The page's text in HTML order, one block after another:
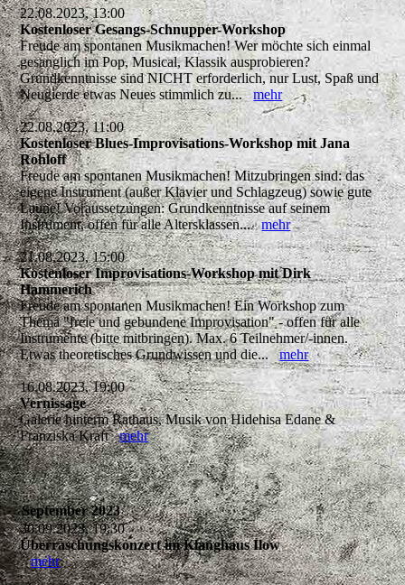
22.08.2023, 13:00
Kostenloser Gesangs-Schnupper-Workshop
Freude am spontanen Musikmachen! Wer möchte sich einmal
gesanglich im Pop, Musical, Klassik ausprobieren?
Grundkenntnisse sind NICHT erforderlich, nur Lust, Spaß und
Neugierde etwas Neues stimmlich zu...mehr
22.08.2023, 11:00
Kostenloser Blues-Improvisations-Workshop mit Jana
Rohloff
Freude am spontanen Musikmachen! Mitzubringen sind: das
eigene Instrument (außer Klavier und Schlagzeug) sowie gute
Laune! Voraussetzungen: Grundkenntnisse auf seinem
Instrument, offen für alle Altersklassen...mehr
21.08.2023, 15:00
Kostenloser Improvisations-Workshop mit Dirk
Hammerich
Freude am spontanen Musikmachen! Ein Workshop zum
Thema "freie und gebundene Improvisation" - offen für alle
Instrumente (bitte mitbringen). Max. 6 Teilnehmer/-innen.
Etwas theoretisches Grundwissen und die...mehr
16.08.2023, 19:00
Vernissage
Galerie hinterm Rathaus, Musik von Hidehisa Edane &
Franziska Kraftmehr
September 2023
30.09.2023, 19:30
Überraschungskonzert im Klanghaus Ilow
mehr